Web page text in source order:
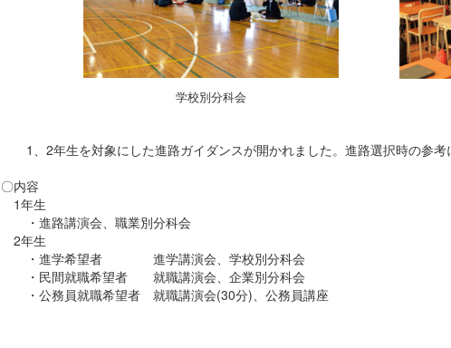
学校別分科会
1、2年生を対象にした進路ガイダンスが開かれました。進路選択時の参考
〇内容
1年生
・進路講演会、職業別分科会
2年生
・進学希望者 進学講演会、学校別分科会
・民間就職希望者 就職講演会、企業別分科会
・公務員就職希望者 就職講演会(30分)、公務員講座